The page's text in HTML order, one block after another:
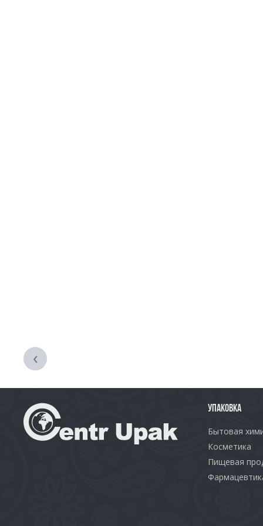
‹
УПАКОВКА
Бытовая
Косметика
Пищевая